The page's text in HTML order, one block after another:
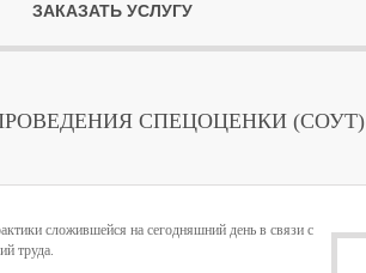
ЗАКАЗАТЬ УСЛУГУ
СПЕЦОЦЕНКИ (СОУТ)
сложившейся на сегодняшний день в связи с
труда.